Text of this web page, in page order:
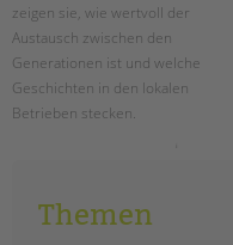
TANDEM BTL AKADEMIE
Zertfikatskurse
Seminarkalender
zeigen sie, wie wertvoll der
Austausch zwischen den
Generationen ist und welche
Geschichten in den lokalen
Betrieben stecken.
harzer
kiez:
Themen